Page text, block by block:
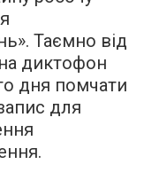
Таємно від
диктофон
дня помчати
для